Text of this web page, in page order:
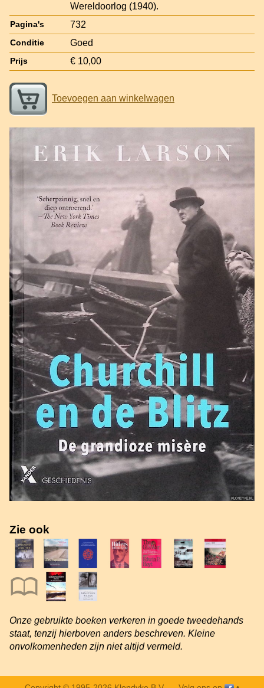
Wereldoorlog (1940).
Pagina's 732
Conditie Goed
Prijs € 10,00
Toevoegen aan winkelwagen
Zie ook
Onze gebruikte boeken verkeren in goede tweedehands
staat, tenzij hierboven anders beschreven. Kleine
onvolkomenheden zijn niet altijd vermeld.